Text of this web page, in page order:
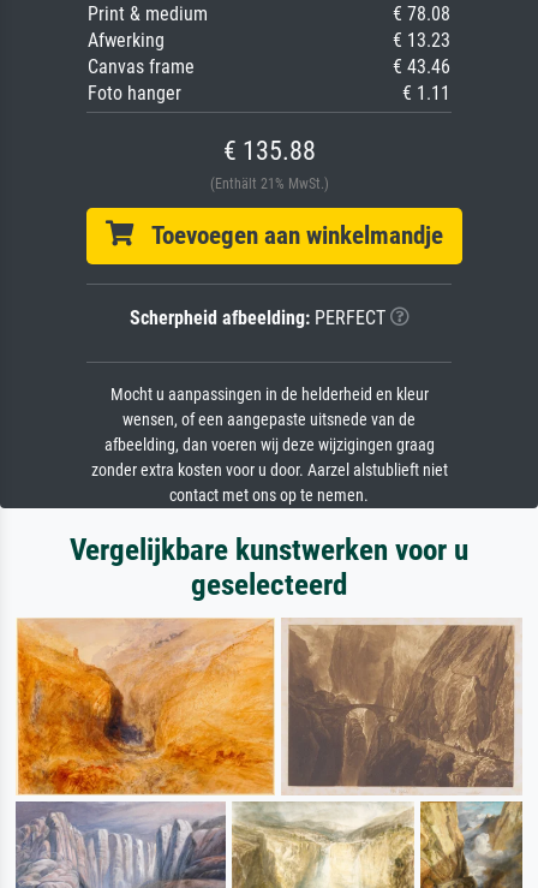
Print & medium
€ 78.08
Afwerking
€ 13.23
Canvas frame
€ 43.46
Foto hanger
€ 1.11
€ 135.88
(Enthält 21% MwSt.)
Toevoegen aan winkelmandje
Scherpheid afbeelding:PERFECT
Mocht u aanpassingen in de helderheid en kleur
wensen, of een aangepaste uitsnede van de
afbeelding, dan voeren wij deze wijzigingen graag
zonder extra kosten voor u door. Aarzel alstublieft niet
contact met ons op te nemen.
Vergelijkbare kunstwerken voor u
geselecteerd